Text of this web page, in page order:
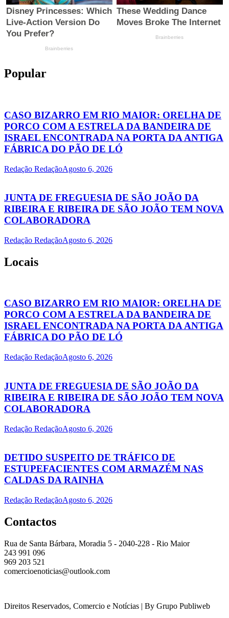
Popular
CASO BIZARRO EM RIO MAIOR: ORELHA DE
PORCO COM A ESTRELA DA BANDEIRA DE
ISRAEL ENCONTRADA NA PORTA DA ANTIGA
FÁBRICA DO PÃO DE LÓ
Redação RedaçãoAgosto 6, 2026
JUNTA DE FREGUESIA DE SÃO JOÃO DA
RIBEIRA E RIBEIRA DE SÃO JOÃO TEM NOVA
COLABORADORA
Redação RedaçãoAgosto 6, 2026
Locais
CASO BIZARRO EM RIO MAIOR: ORELHA DE
PORCO COM A ESTRELA DA BANDEIRA DE
ISRAEL ENCONTRADA NA PORTA DA ANTIGA
FÁBRICA DO PÃO DE LÓ
Redação RedaçãoAgosto 6, 2026
JUNTA DE FREGUESIA DE SÃO JOÃO DA
RIBEIRA E RIBEIRA DE SÃO JOÃO TEM NOVA
COLABORADORA
Redação RedaçãoAgosto 6, 2026
DETIDO SUSPEITO DE TRÁFICO DE
ESTUPEFACIENTES COM ARMAZÉM NAS
CALDAS DA RAINHA
Redação RedaçãoAgosto 6, 2026
Contactos
Rua de Santa Bárbara, Moradia 5 - 2040-228 - Rio Maior
243 991 096
969 203 521
comercioenoticias@outlook.com
Direitos Reservados, Comercio e Notícias | By Grupo Publiweb